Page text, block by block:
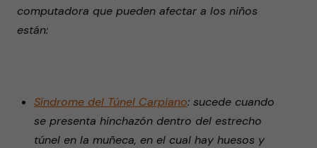
computadora que pueden afectar a los niños
están:
Síndrome del Túnel Carpiano: sucede cuando
se presenta hinchazón dentro del estrecho
túnel en la muñeca, en el cual hay huesos y